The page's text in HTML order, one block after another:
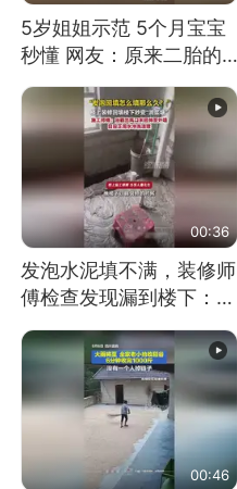
5岁姐姐示范 5个月宝宝
秒懂 网友：原来二胎的
快乐长这样
00:36
发泡水泥填不满，装修师
傅检查发现漏到楼下：出
风口未延伸到外墙
00:46